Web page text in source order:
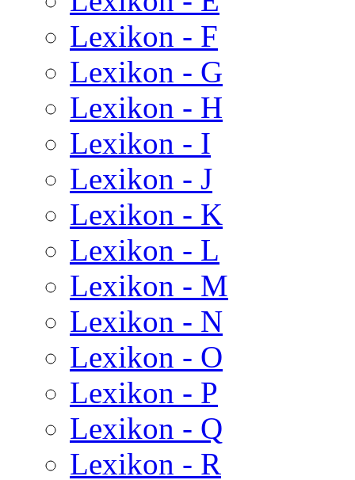
Lexikon - F
Lexikon - G
Lexikon - H
Lexikon - I
Lexikon - J
Lexikon - K
Lexikon - L
Lexikon - M
Lexikon - N
Lexikon - O
Lexikon - P
Lexikon - Q
Lexikon - R